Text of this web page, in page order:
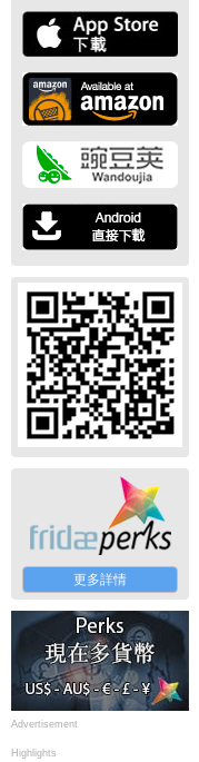
更多詳情
Advertisement
Highlights